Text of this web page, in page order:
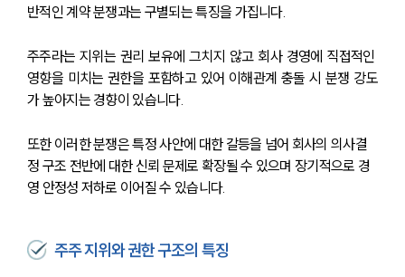
반적인 계약 분쟁과는 구별되는 특징을 가집니다.
주주라는 지위는 권리 보유에 그치지 않고 회사 경영에 직접적인
영향을 미치는 권한을 포함하고 있어 이해관계 충돌 시 분쟁 강도
가 높아지는 경향이 있습니다.
또한 이러한 분쟁은 특정 사안에 대한 갈등을 넘어 회사의 의사결
정 구조 전반에 대한 신뢰 문제로 확장될 수 있으며 장기적으로 경
영 안정성 저하로 이어질 수 있습니다.
주주 지위와 권한 구조의 특징